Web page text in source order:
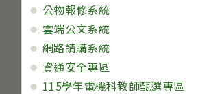
公物報修系統
雲端公文系統
網路請購系統
資通安全專區
115學年電機科教師甄選專區